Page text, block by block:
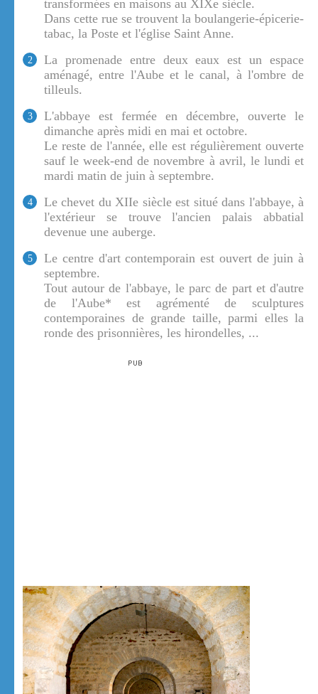
transformées en maisons au XIXe siècle.
Dans cette rue se trouvent la boulangerie-épicerie-
tabac, la Poste et l'église Saint Anne.
2
La promenade entre deux eaux est un espace
aménagé, entre l'Aube et le canal, à l'ombre de
tilleuls.
3
L'abbaye est fermée en décembre, ouverte le
dimanche après midi en mai et octobre.
Le reste de l'année, elle est régulièrement ouverte
sauf le week-end de novembre à avril, le lundi et
mardi matin de juin à septembre.
4
Le chevet du XIIe siècle est situé dans l'abbaye, à
l'extérieur se trouve l'ancien palais abbatial
devenue une auberge.
5
Le centre d'art contemporain est ouvert de juin à
septembre.
Tout autour de l'abbaye, le parc de part et d'autre
de l'Aube* est agrémenté de sculptures
contemporaines de grande taille, parmi elles la
ronde des prisonnières, les hirondelles, ...